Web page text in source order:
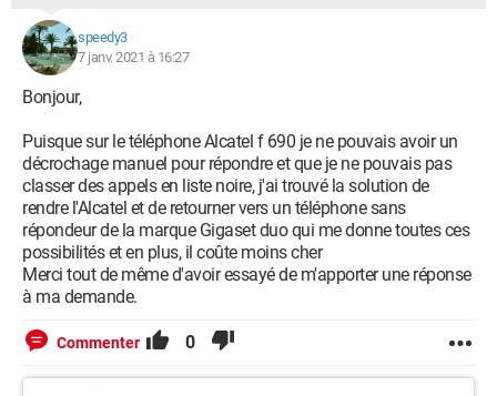
speedy3
7 janv. 2021 à 16:27
Bonjour,
Puisque sur le téléphone Alcatel f 690 je ne pouvais avoir un
décrochage manuel pour répondre et que je ne pouvais pas
classer des appels en liste noire, j'ai trouvé la solution de
rendre l'Alcatel et de retourner vers un téléphone sans
répondeur de la marque Gigaset duo qui me donne toutes ces
possibilités et en plus, il coûte moins cher
Merci tout de même d'avoir essayé de m'apporter une réponse
à ma demande.
Commenter 0